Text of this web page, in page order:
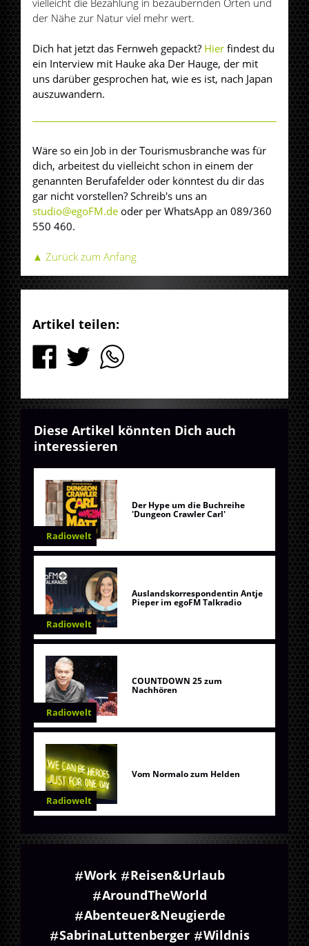
der Nähe zur Natur viel mehr wert.
Dich hat jetzt das Fernweh gepackt? Hier findest du
ein Interview mit Hauke aka Der Hauge, der mit
uns darüber gesprochen hat, wie es ist, nach Japan
auszuwandern.
Wäre so ein Job in der Tourismusbranche was für
dich, arbeitest du vielleicht schon in einem der
genannten Berufafelder oder könntest du dir das
gar nicht vorstellen? Schreib's uns an
studio@egoFM.de oder per WhatsApp an 089/360
550 460.
▲ Zurück zum Anfang
Artikel teilen:
Diese Artikel könnten Dich auch
interessieren
Radiowelt
Der Hype um die Buchreihe
'Dungeon Crawler Carl'
Radiowelt
Auslandskorrespondentin Antje
Pieper im egoFM Talkradio
Radiowelt
COUNTDOWN 25 zum
Nachhören
Radiowelt
Vom Normalo zum Helden
Work
Reisen&Urlaub
AroundTheWorld
Abenteuer&Neugierde
SabrinaLuttenberger
Wildnis